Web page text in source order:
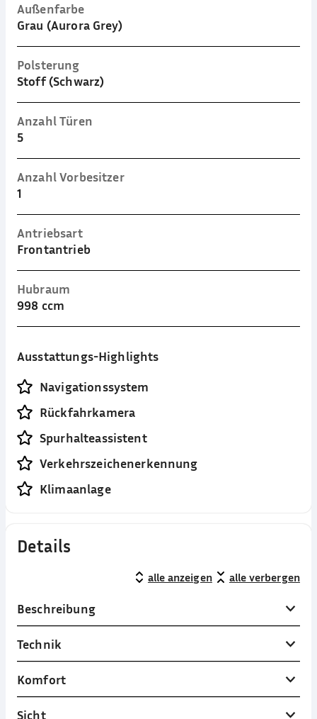
Außenfarbe
Grau (Aurora Grey)
Polsterung
Stoff (Schwarz)
Anzahl Türen
5
Anzahl Vorbesitzer
1
Antriebsart
Frontantrieb
Hubraum
998 ccm
Ausstattungs-Highlights
Navigationssystem
Rückfahrkamera
Spurhalteassistent
Verkehrszeichenerkennung
Klimaanlage
Details
alle anzeigen alle verbergen
Beschreibung
Technik
Komfort
Sicht